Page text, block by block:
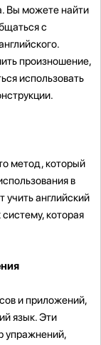
Вы можете найти
с
произношение,
использовать
метод, который
в
учить английский
которая
и приложений,
язык. Эти
упражнений,